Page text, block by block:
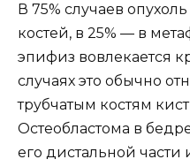
В 75% случаев
костей, в 25% — в
эпифиз вовлекается
случаях это обычно
трубчатым костям
Остеобластома в
его дистальной